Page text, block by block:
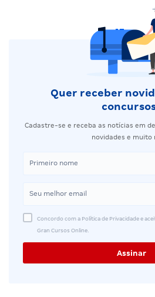
Quer receber
Cadastre-se e receba as notícias em
novidades e muito
Concordo com a Política de Privacidade e
Gran Cursos Online.